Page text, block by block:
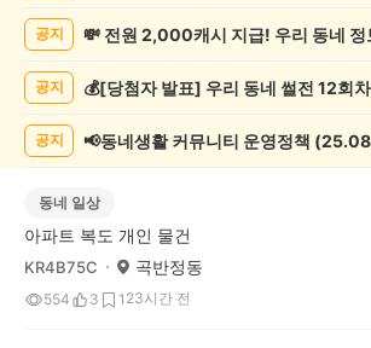
록
공지
공지
공지 📢동네생활 커뮤니티 운영정책
동네 일상
아파트 복도 개인 물건
KR4B75C 곡반정동
554 3 1 23시간 전